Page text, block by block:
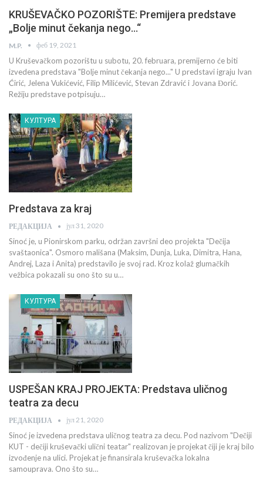
KRUŠEVAČKO POZORIŠTE: Premijera predstave
„Bolje minut čekanja nego…“
M.P. феб 19, 2021
U Kruševačkom pozorištu u subotu, 20. februara, premijerno će biti
izvedena predstava "Bolje minut čekanja nego..." U predstavi igraju Ivan
Ćirić, Jelena Vukićević, Filip Milićević, Stevan Zdravić i Jovana Đorić.
Režiju predstave potpisuju…
КУЛТУРА
Predstava za kraj
РЕДАКЦИЈА јул 31, 2020
Sinoć je, u Pionirskom parku, održan završni deo projekta "Dečija
svaštaonica". Osmoro mališana (Maksim, Dunja, Luka, Dimitra, Hana,
Andrej, Laza i Anita) predstavilo je svoj rad. Kroz kolaž glumačkih
vežbica pokazali su ono što su u…
КУЛТУРА
USPEŠAN KRAJ PROJEKTA: Predstava uličnog
teatra za decu
РЕДАКЦИЈА јул 21, 2020
Sinoć je izvedena predstava uličnog teatra za decu. Pod nazivom "Dečiji
KUT - dečiji kruševački ulični teatar" realizovan je projekat čiji je kraj bilo
izvođenje na ulici. Projekat je finansirala kruševačka lokalna
samouprava. Ono što su…